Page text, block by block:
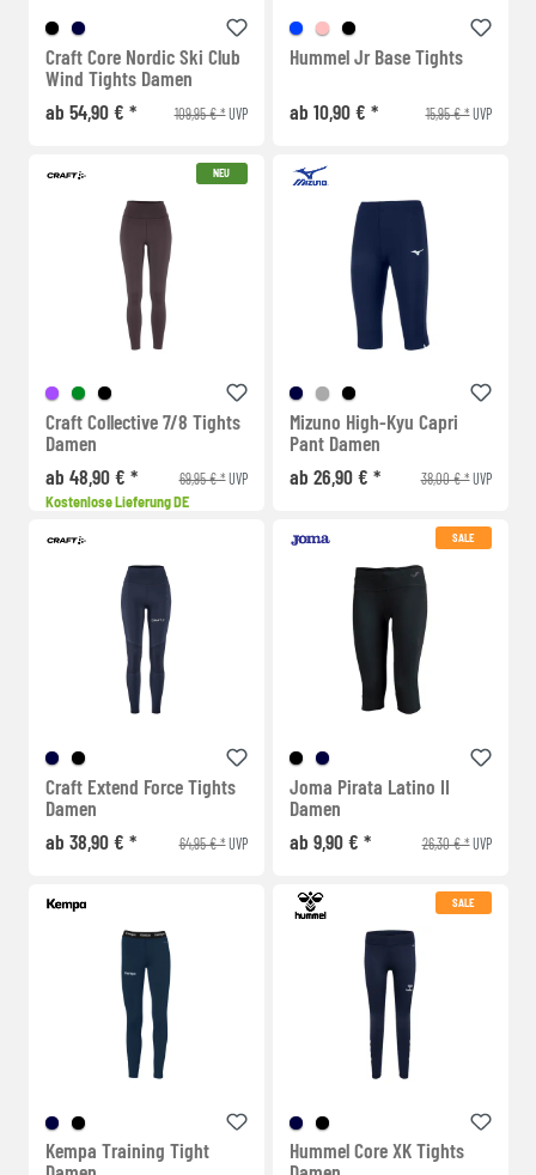
Craft Core Nordic Ski Club
Wind Tights Damen
ab 54,90 € *
109,95 € *UVP
Hummel Jr Base Tights
ab 10,90 € * 15,95 € *UVP
NEU
Craft Collective 7/8 Tights
Damen
ab 48,90 € *
69,95 € *UVP
Kostenlose Lieferung DE
Mizuno High-Kyu Capri
Pant Damen
ab 26,90 € *
38,00 € *UVP
Craft Extend Force Tights
Damen
ab 38,90 € *
64,95 € *UVP
SALE
Joma Pirata Latino II
Damen
ab 9,90 € *
26,30 € *UVP
Kempa Training Tight
SALE
Hummel Core XK Tights